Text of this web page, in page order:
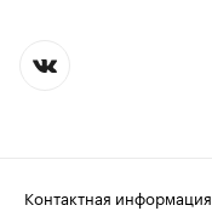
Контактная информация